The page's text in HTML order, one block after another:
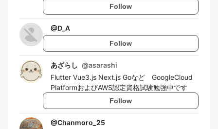
Follow
@D_A
Follow
あざらし @asarashi
Flutter Vue3.js Next.js Goなど GoogleCloud
PlatformおよびAWS認定資格試験勉強中です
Follow
@Chanmoro_25